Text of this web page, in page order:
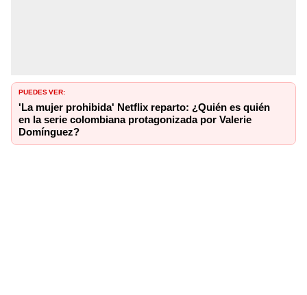
PUEDES VER:
'La mujer prohibida' Netflix reparto: ¿Quién es quién
en la serie colombiana protagonizada por Valerie
Domínguez?